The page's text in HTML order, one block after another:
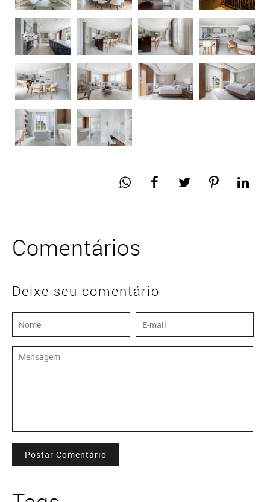
Comentários
Deixe seu comentário
Postar Comentário